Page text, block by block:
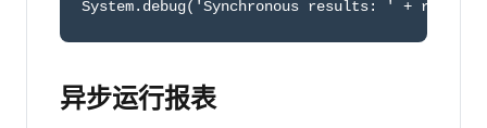
System.debug('Synchronous results: ' +
异步运行报表